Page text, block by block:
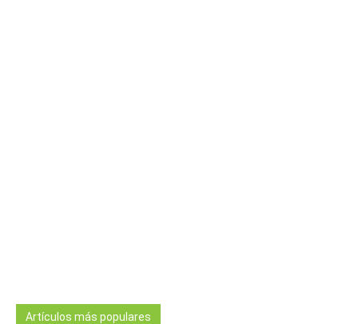
Artículos más populares